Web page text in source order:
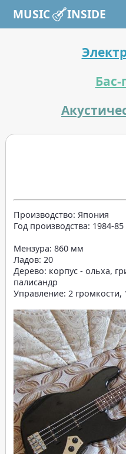
Производство: Япония
Год производства: 1984-85
Мензура: 860 мм
Ладов: 20
Дерево: корпус - ольха,
палисандр
Управление: 2 громкости,
MUSIC INSIDE